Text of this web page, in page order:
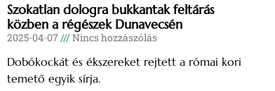
Szokatlan dologra bukkantak feltárás
közben a régészek Dunavecsén
2025-04-07 Nincs hozzászólás
Dobókockát és ékszereket rejtett a római kori
temető egyik sírja.